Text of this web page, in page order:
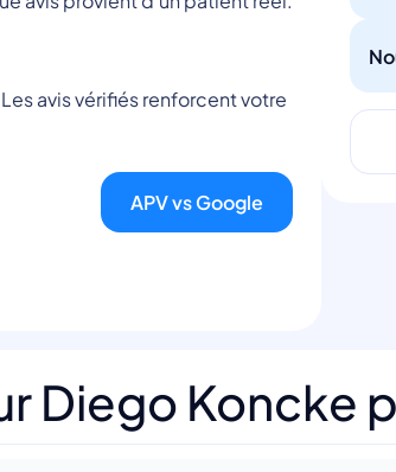
avis vérifiés renforcent votre
APV vs Google
Diego Koncke